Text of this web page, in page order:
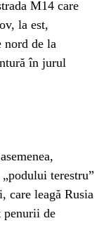
M14 care
la est,
nord de la
în jurul
terestru”
care leagă Rusia
penurii de